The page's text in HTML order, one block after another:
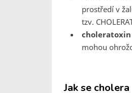
prostředí v
tzv.
choleratoxin
mohou
Jak se